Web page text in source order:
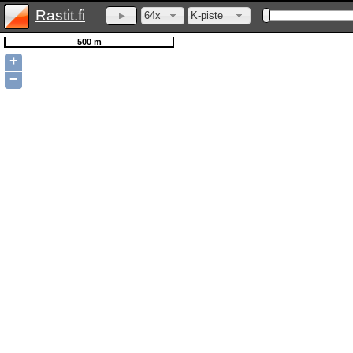
Rastit.fi 64x K-piste
500 m
+
−